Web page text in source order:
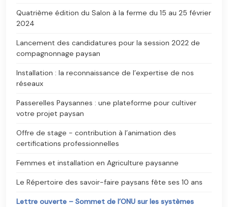
Quatrième édition du Salon à la ferme du 15 au 25 février
2024
Lancement des candidatures pour la session 2022 de
compagnonnage paysan
Installation : la reconnaissance de l’expertise de nos
réseaux
Passerelles Paysannes : une plateforme pour cultiver
votre projet paysan
Offre de stage - contribution à l’animation des
certifications professionnelles
Femmes et installation en Agriculture paysanne
Le Répertoire des savoir-faire paysans fête ses 10 ans
Lettre ouverte – Sommet de l’ONU sur les systèmes